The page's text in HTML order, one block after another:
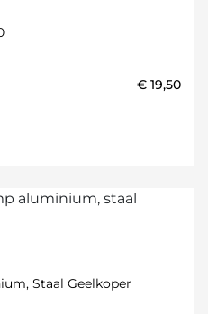
€ 19,50
Staal Geelkoper